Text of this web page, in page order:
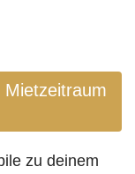
zu deinem